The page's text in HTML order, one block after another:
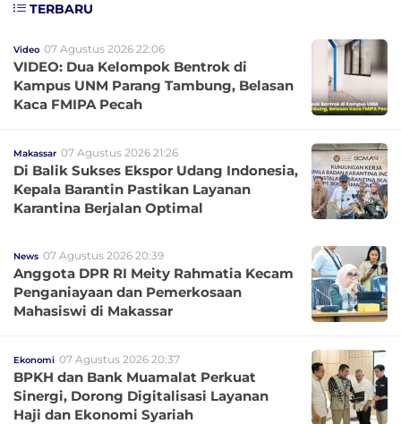
TERBARU
Video 07 Agustus 2026 22:06
VIDEO: Dua Kelompok Bentrok di
Kampus UNM Parang Tambung, Belasan
Kaca FMIPA Pecah
Makassar 07 Agustus 2026 21:26
Di Balik Sukses Ekspor Udang Indonesia,
Kepala Barantin Pastikan Layanan
Karantina Berjalan Optimal
News 07 Agustus 2026 20:39
Anggota DPR RI Meity Rahmatia Kecam
Penganiayaan dan Pemerkosaan
Mahasiswi di Makassar
Ekonomi 07 Agustus 2026 20:37
BPKH dan Bank Muamalat Perkuat
Sinergi, Dorong Digitalisasi Layanan
Haji dan Ekonomi Syariah